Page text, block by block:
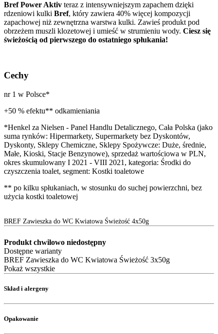
Bref Power Aktiv teraz z intensywniejszym zapachem dzięki
rdzeniowi kulki Bref, który zawiera 40% więcej kompozycji
zapachowej niż zewnętrzna warstwa kulki. Zawieś produkt pod
obrzeżem muszli klozetowej i umieść w strumieniu wody. Ciesz się
świeżością od pierwszego do ostatniego spłukania!
Cechy
nr 1 w Polsce*
+50 % efektu** odkamieniania
*Henkel za Nielsen - Panel Handlu Detalicznego, Cała Polska (jako
suma rynków: Hipermarkety, Supermarkety bez Dyskontów,
Dyskonty, Sklepy Chemiczne, Sklepy Spożywcze: Duże, średnie,
Małe, Kioski, Stacje Benzynowe), sprzedaż wartościowa w PLN,
okres skumulowany I 2021 - VIII 2021, kategoria: Środki do
czyszczenia toalet, segment: Kostki toaletowe
** po kilku spłukaniach, w stosunku do suchej powierzchni, bez
użycia kostki toaletowej
BREF Zawieszka do WC Kwiatowa Świeżość 4x50g
Produkt chwilowo niedostępny
Dostępne warianty
BREF Zawieszka do WC Kwiatowa Świeżość 3x50g
Pokaż wszystkie
Skład i alergeny
Opakowanie